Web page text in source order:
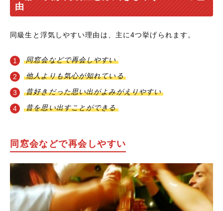
由
同級生と浮気しやすい理由は、主に4つ挙げられます。
同窓会などで再会しやすい
他人よりも気心が知れている
昔好きだった思い出がよみがえりやすい
昔を思い出すことができる
同窓会などで再会しやすい